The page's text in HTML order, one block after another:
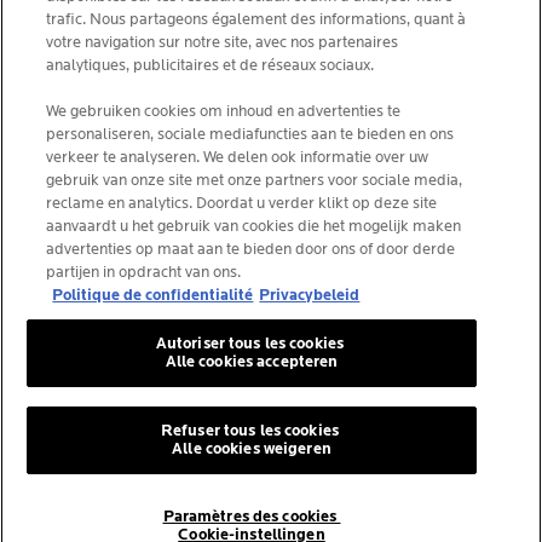
La Roche-Posay Laboratoire Dermatologique CAI
86270 La Roche-Posay France
[email protected]
*IQVIA NPA, dermo-cosmétiques, canal pharmacie
Belgique, volume de produits prescrits par les
dermatologues. YTD 08/2025, Belgique
© La Roche-Posay
© Centre thermal de La Roche-Posay
© Thinkstock
trafic. Nous partageons également des informations, quant à
votre navigation sur notre site, avec nos partenaires
analytiques, publicitaires et de réseaux sociaux.
We gebruiken cookies om inhoud en advertenties te
personaliseren, sociale mediafuncties aan te bieden en ons
verkeer te analyseren. We delen ook informatie over uw
gebruik van onze site met onze partners voor sociale media,
reclame en analytics. Doordat u verder klikt op deze site
aanvaardt u het gebruik van cookies die het mogelijk maken
advertenties op maat aan te bieden door ons of door derde
partijen in opdracht van ons.
Politique de confidentialité Privacybeleid
Paramètres des cookies
Cookie-instellingen
Refuser tous les cookies
Alle cookies weigeren
Autoriser tous les cookies
Alle cookies accepteren